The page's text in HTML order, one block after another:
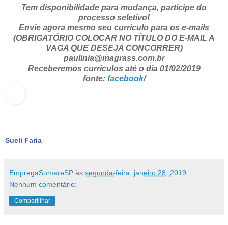
Tem disponibilidade para mudança, participe do
processo seletivo!
Envie agora mesmo seu currículo para os e-mails
(OBRIGATÓRIO COLOCAR NO TÍTULO DO E-MAIL A
VAGA QUE DESEJA CONCORRER)
paulinia@magrass.com.br
Receberemos currículos até o dia 01/02/2019
fonte: facebook/
Sueli Faria
EmpregaSumareSP às segunda-feira, janeiro 28, 2019
Nenhum comentário:
Compartilhar